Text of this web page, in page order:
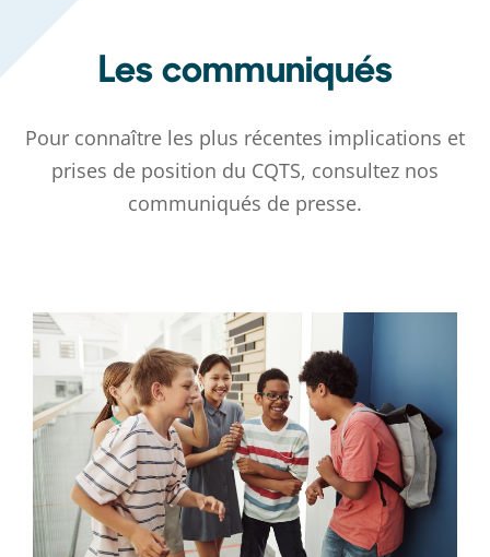
Les communiqués
Pour connaître les plus récentes implications et
prises de position du CQTS, consultez nos
communiqués de presse.